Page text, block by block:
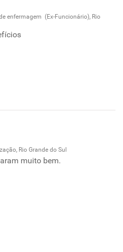
enfermagem (Ex-Funcionário), Rio
Rio Grande do Sul
muito bem.